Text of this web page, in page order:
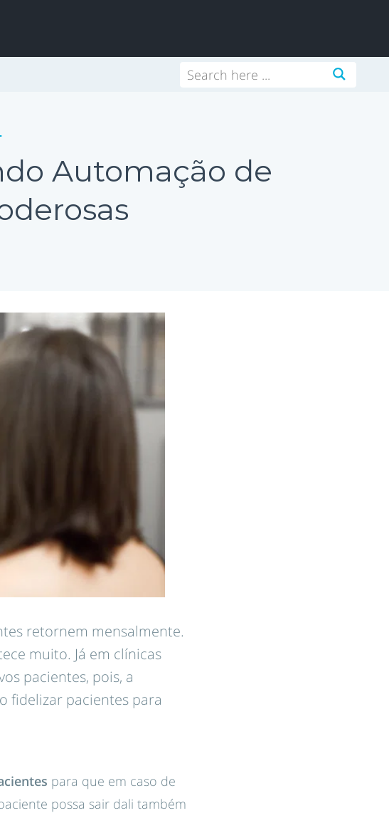
Automação de
retornem mensalmente.
muito. Já em clínicas
pacientes, pois, a
fidelizar pacientes para
para que em caso de
possa sair dali também